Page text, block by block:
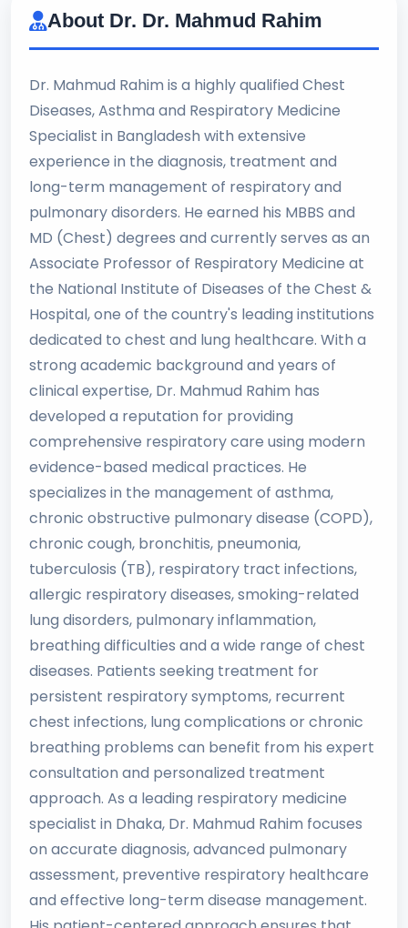
About Dr. Dr. Mahmud Rahim
Dr. Mahmud Rahim is a highly qualified Chest
Diseases, Asthma and Respiratory Medicine
Specialist in Bangladesh with extensive
experience in the diagnosis, treatment and
long-term management of respiratory and
pulmonary disorders. He earned his MBBS and
MD (Chest) degrees and currently serves as an
Associate Professor of Respiratory Medicine at
the National Institute of Diseases of the Chest &
Hospital, one of the country's leading institutions
dedicated to chest and lung healthcare. With a
strong academic background and years of
clinical expertise, Dr. Mahmud Rahim has
developed a reputation for providing
comprehensive respiratory care using modern
evidence-based medical practices. He
specializes in the management of asthma,
chronic obstructive pulmonary disease (COPD),
chronic cough, bronchitis, pneumonia,
tuberculosis (TB), respiratory tract infections,
allergic respiratory diseases, smoking-related
lung disorders, pulmonary inflammation,
breathing difficulties and a wide range of chest
diseases. Patients seeking treatment for
persistent respiratory symptoms, recurrent
chest infections, lung complications or chronic
breathing problems can benefit from his expert
consultation and personalized treatment
approach. As a leading respiratory medicine
specialist in Dhaka, Dr. Mahmud Rahim focuses
on accurate diagnosis, advanced pulmonary
assessment, preventive respiratory healthcare
and effective long-term disease management.